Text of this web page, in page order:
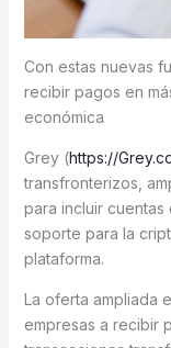
Con estas nuevas
recibir pagos en
económica
Grey (https://
transfronterizos,
para incluir cuentas
soporte para la
plataforma.
La oferta ampliada
empresas a recibir